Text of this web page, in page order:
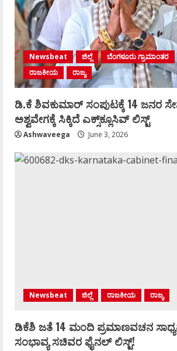
Newsbeat ಜಿಲ್ಲೆ ಬೆಂಗಳೂರು ಗ್ರಾಮಾಂತರ
ರಾಜಕೀಯ
ರಾಜ್ಯ
ಡಿ.ಕೆ ಶಿವಕುಮಾರ್‌ ಸಂಪುಟಕ್ಕೆ 14 ಜನರ
ಅಶ್ವವೇಗಕ್ಕೆ ಸಿಕ್ಕಿದೆ ಎಕ್ಸ್‌ಕ್ಲೂಸಿವ್‌ ಲಿಸ್ಟ್‌
Ashwaveega June 3, 2026
Newsbeat ಜಿಲ್ಲೆ ರಾಜಕೀಯ ರಾಜ್ಯ
ಡಿಕೆಶಿ ಜತೆ 14 ಮಂದಿ ಪ್ರಮಾಣವಚನ
ಸಂಭಾವ್ಯ ಸಚಿವರ ಫೈನಲ್ ಲಿಸ್ಟ್‌!